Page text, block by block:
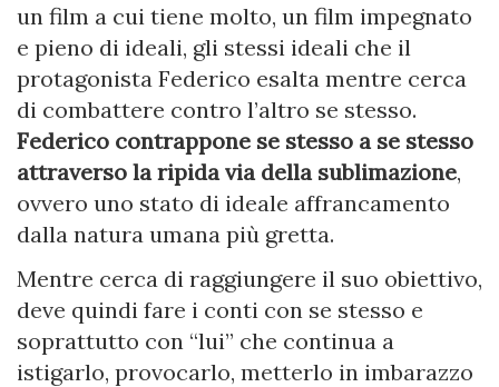
un film a cui tiene molto, un film impegnato
e pieno di ideali, gli stessi ideali che il
protagonista Federico esalta mentre cerca
di combattere contro l’altro se stesso.
Federico contrappone se stesso a se stesso
attraverso la ripida via della sublimazione,
ovvero uno stato di ideale affrancamento
dalla natura umana più gretta.
Mentre cerca di raggiungere il suo obiettivo,
deve quindi fare i conti con se stesso e
soprattutto con “lui” che continua a
istigarlo, provocarlo, metterlo in imbarazzo